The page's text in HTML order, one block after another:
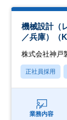
機械設計（
／兵庫）（
株式会社神戸
正社員採用
業務内容